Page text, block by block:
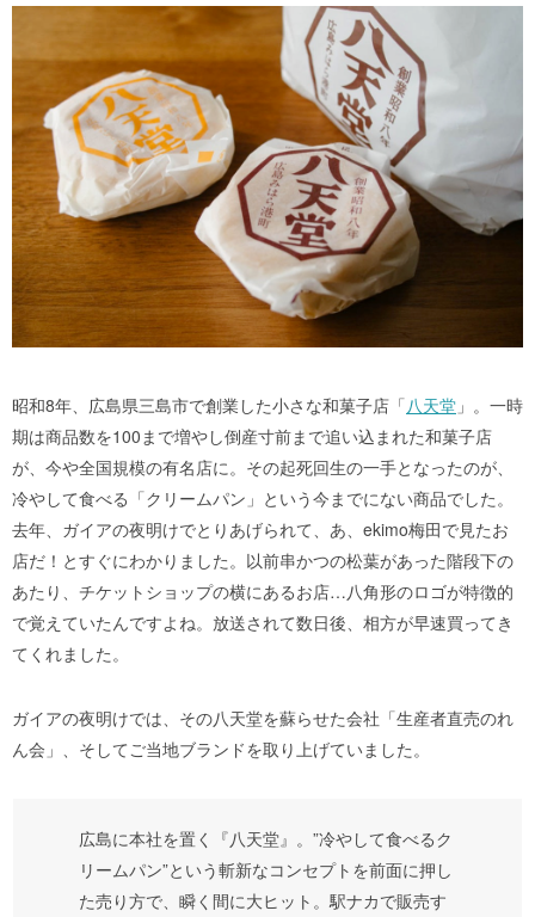
昭和8年、広島県三島市で創業した小さな和菓子店「八天堂 」。一時
期は商品数を100まで増やし倒産寸前まで追い込まれた和菓子店
が、今や全国規模の有名店に。その起死回生の一手となったのが、
冷やして食べる「クリームパン」という今までにない商品でした。
去年、ガイアの夜明けでとりあげられて、あ、ekimo梅田で見たお
店だ！とすぐにわかりました。以前串かつの松葉があった階段下の
あたり、チケットショップの横にあるお店…八角形のロゴが特徴的
で覚えていたんですよね。放送されて数日後、相方が早速買ってき
てくれました。
ガイアの夜明けでは、その八天堂を蘇らせた会社「生産者直売のれ
ん会」、そしてご当地ブランドを取り上げていました。
広島に本社を置く『八天堂』。”冷やして食べるク
リームパン”という斬新なコンセプトを前面に押し
た売り方で、瞬く間に大ヒット。駅ナカで販売す